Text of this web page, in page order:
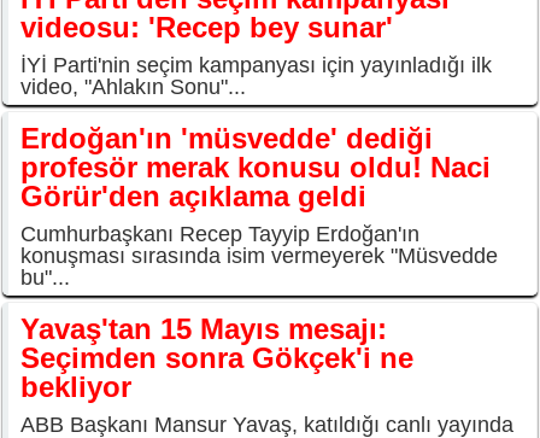
videosu: 'Recep bey sunar'
İYİ Parti'nin seçim kampanyası için yayınladığı ilk
video, "Ahlakın Sonu"...
Erdoğan'ın 'müsvedde' dediği
profesör merak konusu oldu! Naci
Görür'den açıklama geldi
Cumhurbaşkanı Recep Tayyip Erdoğan'ın
konuşması sırasında isim vermeyerek "Müsvedde
bu"...
Yavaş'tan 15 Mayıs mesajı:
Seçimden sonra Gökçek'i ne
bekliyor
ABB Başkanı Mansur Yavaş, katıldığı canlı yayında